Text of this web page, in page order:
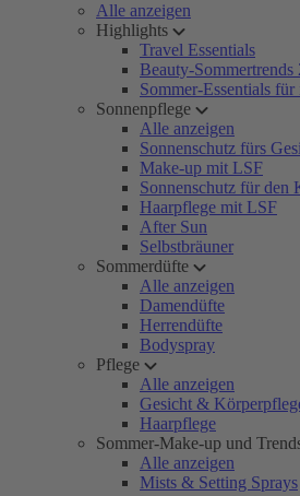
Alle anzeigen
Highlights
Travel Essentials
Beauty-Sommertrends
Sommer-Essentials für
Sonnenpflege
Alle anzeigen
Sonnenschutz fürs
Make-up mit LSF
Sonnenschutz für den
Haarpflege mit LSF
After Sun
Selbstbräuner
Sommerdüfte
Alle anzeigen
Damendüfte
Herrendüfte
Bodyspray
Pflege
Alle anzeigen
Gesicht &
Haarpflege
Sommer-Make-up und
Alle anzeigen
Mists & Setting Sprays